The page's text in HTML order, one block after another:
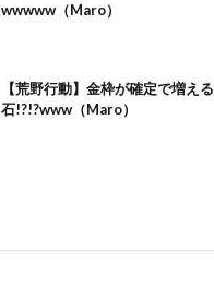
wwwww（Maro）
【荒野行動】金枠が確定で増える
石!?!?www（Maro）